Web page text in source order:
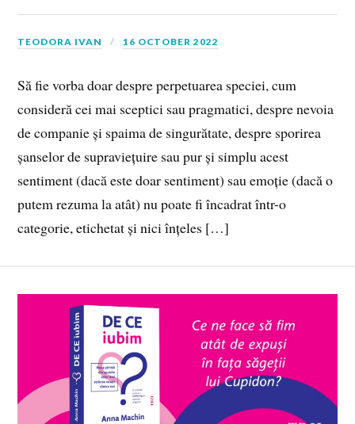
TEODORA IVAN 16 OCTOBER 2022
Să fie vorba doar despre perpetuarea speciei, cum
consideră cei mai sceptici sau pragmatici, despre nevoia
de companie și spaima de singurătate, despre sporirea
șanselor de supraviețuire sau pur și simplu acest
sentiment (dacă este doar sentiment) sau emoție (dacă o
putem rezuma la atât) nu poate fi încadrat într-o
categorie, etichetat și nici înțeles […]